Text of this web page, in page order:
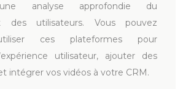
analyse approfondie du
des utilisateurs. Vous pouvez
ces plateformes pour
utilisateur, ajouter des
intégrer vos vidéos à votre CRM.